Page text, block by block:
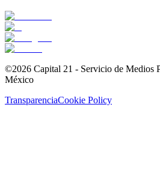
©2026 Capital 21 - Servicio de Medios
México
TransparenciaCookie Policy